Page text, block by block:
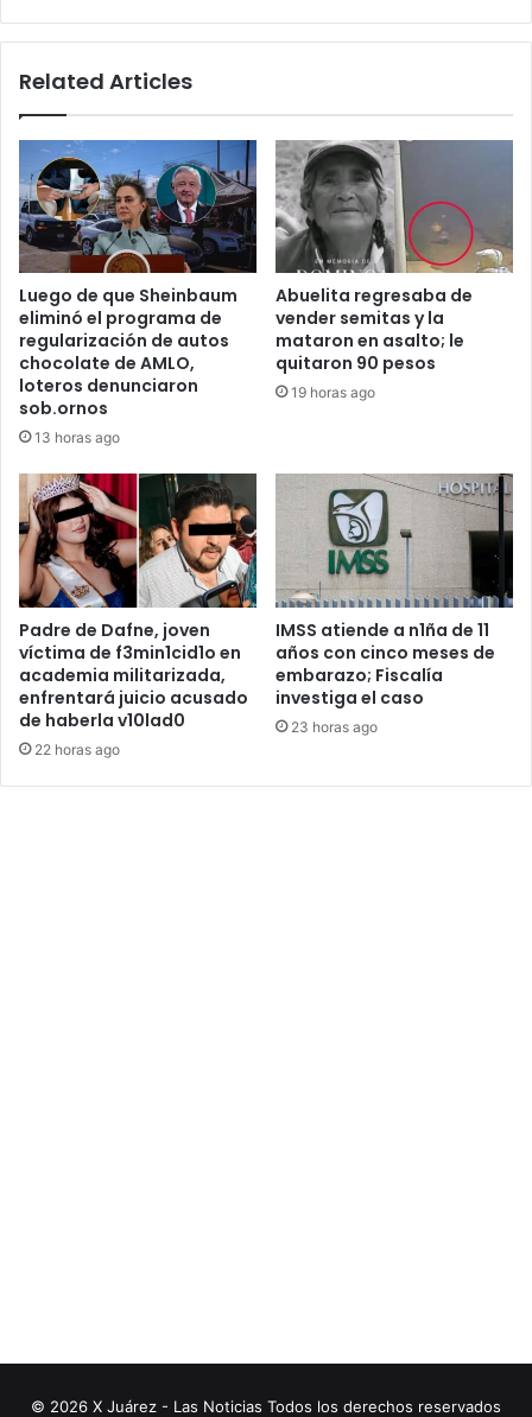
Related Articles
Luego de que Sheinbaum
eliminó el programa de
regularización de autos
chocolate de AMLO,
loteros denunciaron
sob.ornos
13 horas ago
Abuelita regresaba de
vender semitas y la
mataron en asalto; le
quitaron 90 pesos
19 horas ago
Padre de Dafne, joven
víctima de f3min1cid1o en
academia militarizada,
enfrentará juicio acusado
de haberla v10lad0
22 horas ago
IMSS atiende a n1ña de 11
años con cinco meses de
embarazo; Fiscalía
investiga el caso
23 horas ago
© 2026 X Juárez - Las Noticias Todos los derechos reservados